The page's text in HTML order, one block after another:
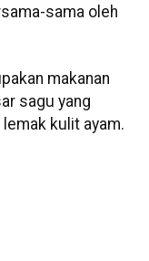
sama oleh
makanan
sagu yang
kulit ayam.